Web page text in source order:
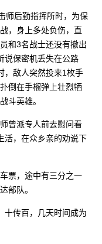
师后勤指挥所时，为保
，身上多处负伤，直
和3名战士还没有撤出
说保密机丢失在公路
，敌人突然投来1枚手
倒在手榴弹上壮烈牺
斗英雄。
曾派专人前去慰问看
活，在众乡亲的劝说下
票，途中有三分之一
部队。
十传百，几天时间成为